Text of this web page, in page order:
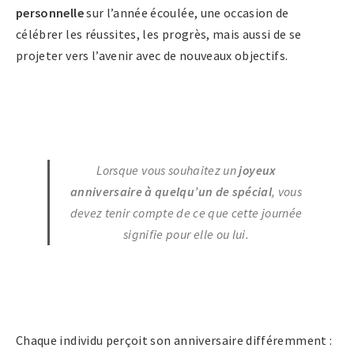
personnellesur l’année écoulée, une occasion de
célébrer les réussites, les progrès, mais aussi de se
projeter vers l’avenir avec de nouveaux objectifs.
Lorsque vous souhaitez unjoyeux
anniversaire à quelqu’un de spécial, vous
devez tenir compte de ce que cette journée
signifie pour elle ou lui.
Chaque individu perçoit son anniversaire différemment :